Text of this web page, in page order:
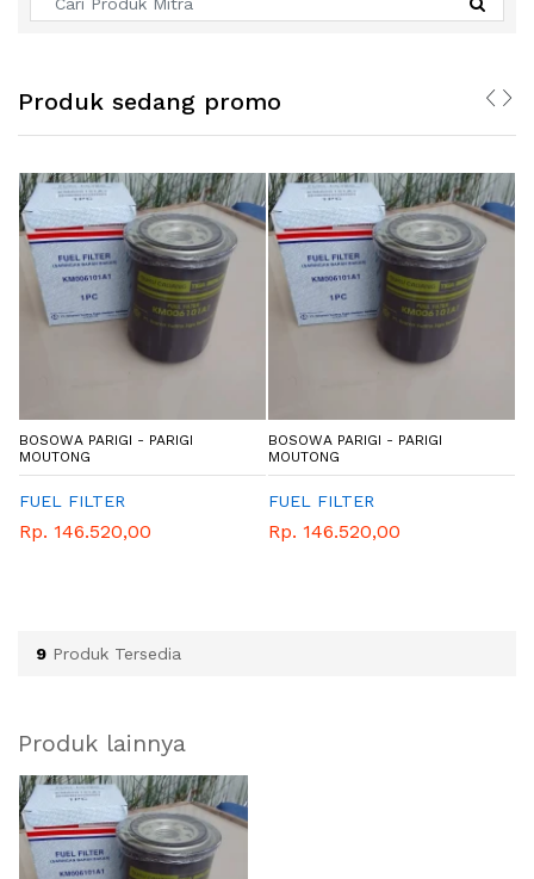
Produk sedang promo
BOSOWA PARIGI - PARIGI
MOUTONG
FUEL FILTER
Rp. 146.520,00
BOSOWA PARIGI - PARIGI
MOUTONG
FUEL FILTER
Rp. 146.520,00
9 Produk Tersedia
Produk lainnya